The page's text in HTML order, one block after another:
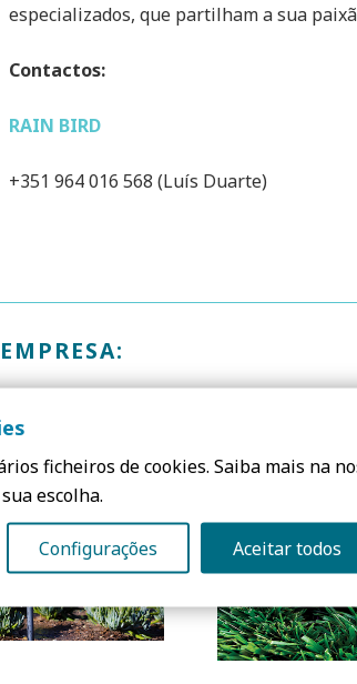
especializados, que partilham a sua
Contactos:
RAIN BIRD
+351 964 016 568 (Luís Duarte)
ficheiros de cookies. Saiba mais na
escolha.
Configurações Aceitar todos